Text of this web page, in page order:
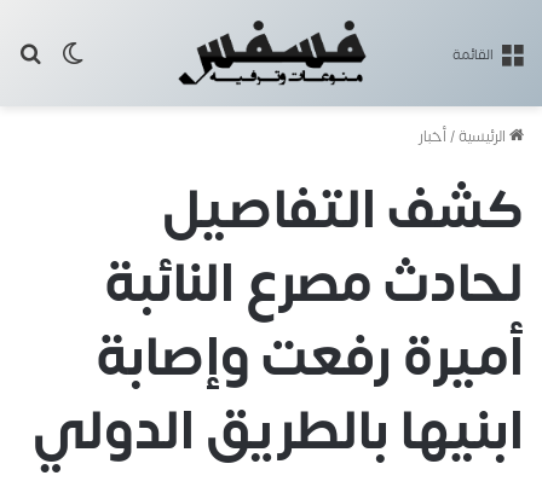
القائمة
الرئيسية/أخبار
كشف التفاصيل
لحادث مصرع النائبة
أميرة رفعت وإصابة
ابنيها بالطريق الدولي